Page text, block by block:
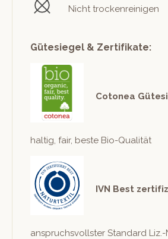
Nicht trockenreinigen
Gütesiegel & Zertifikate:
Cotonea
haltig, fair, beste Bio-Qualität
IVN Best
anspruchsvoll­ster Stan­dard Liz.-